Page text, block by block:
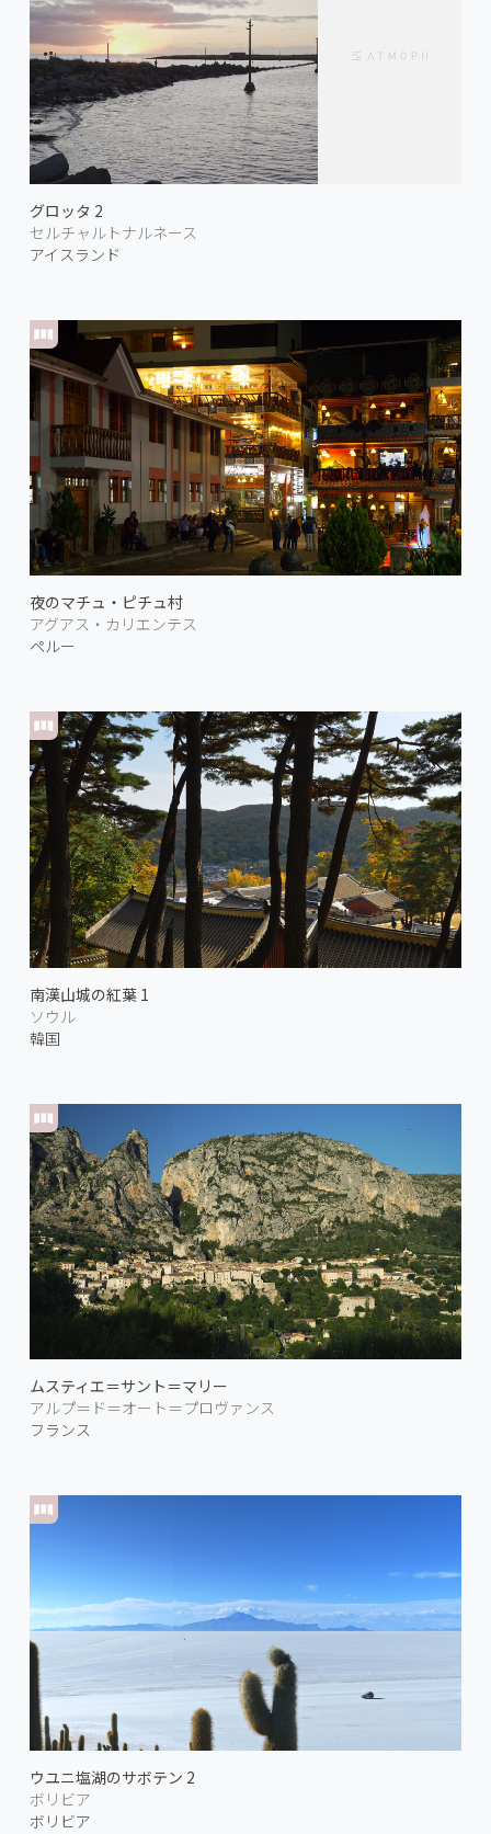
グロッタ 2
セルチャルトナルネース
アイスランド
夜のマチュ・ピチュ村
アグアス・カリエンテス
ペルー
南漢山城の紅葉 1
ソウル
韓国
ムスティエ＝サント＝マリー
アルプ＝ド＝オート＝プロヴァンス
フランス
ウユニ塩湖のサボテン 2
ボリビア
ボリビア